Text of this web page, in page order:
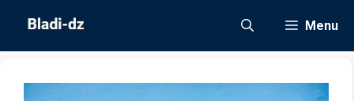
contenu
Menu